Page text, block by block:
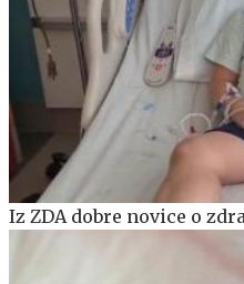
Iz ZDA dobre novice o